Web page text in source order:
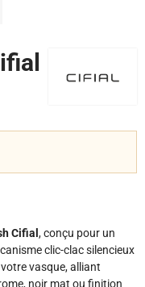
Cifial , conçu pour un
clic-clac silencieux
vasque, alliant
noir mat ou finition